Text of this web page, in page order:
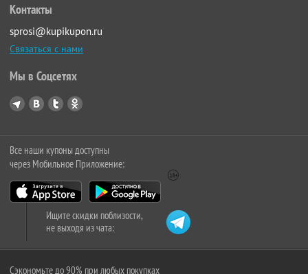
Контакты
sprosi@kupikupon.ru
Связаться с нами
Мы в Соцсетях
Все наши купоны доступны
через Мобильное Приложение:
Ищите скидки поблизости,
не выходя из чата:
Сэкономьте до 90% при любых покупках